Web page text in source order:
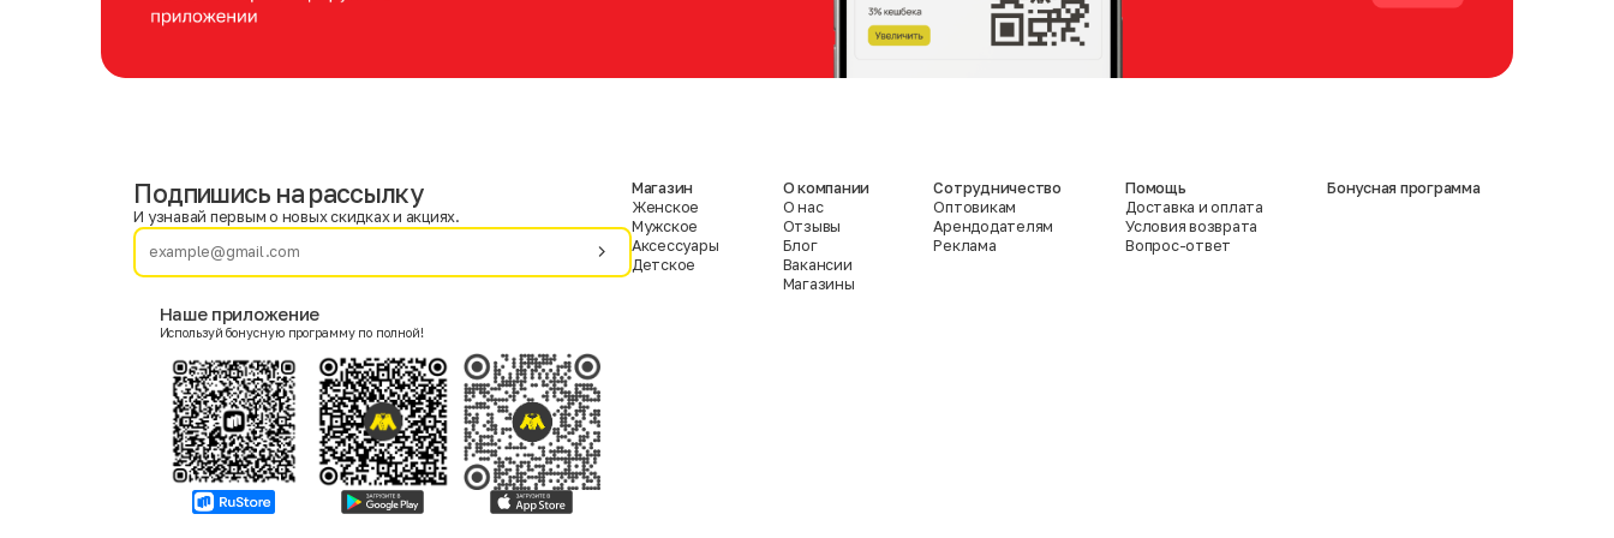
Фамилия
Женский
Согласие на получение чеков по электронной почте
Подпишись на рассылку
И узнавай первым о новых скидках и акциях.
Наше приложение
Используй бонусную программу по полной!
Магазин
Женское
Мужское
Аксессуары
Детское
О компании
О нас
Отзывы
Блог
Вакансии
Магазины
Сотрудничество
Оптовикам
Арендодателям
Реклама
Помощь
Доставка и оплата
Условия возврата
Вопрос-ответ
Бонусная программа